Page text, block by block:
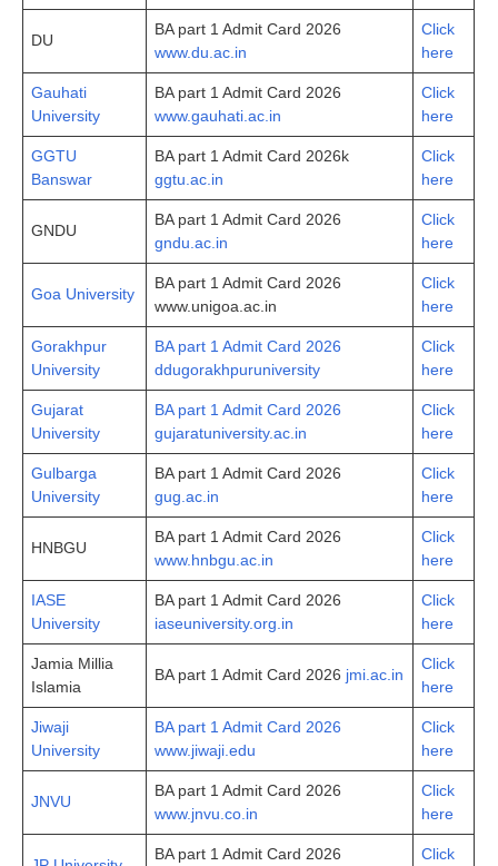
DU
BA part 1 Admit Card 2026
www.du.ac.in
Click
here
Gauhati
University
BA part 1 Admit Card 2026
www.gauhati.ac.in
Click
here
GGTU
Banswar
BA part 1 Admit Card 2026k
ggtu.ac.in
Click
here
GNDU
BA part 1 Admit Card 2026
gndu.ac.in
Click
here
Goa University
BA part 1 Admit Card 2026
www.unigoa.ac.in
Click
here
Gorakhpur
University
BA part 1 Admit Card 2026
ddugorakhpuruniversity
Click
here
Gujarat
University
BA part 1 Admit Card 2026
gujaratuniversity.ac.in
Click
here
Gulbarga
University
BA part 1 Admit Card 2026
gug.ac.in
Click
here
HNBGU
BA part 1 Admit Card 2026
www.hnbgu.ac.in
Click
here
IASE
University
BA part 1 Admit Card 2026
iaseuniversity.org.in
Click
here
Jamia Millia
Islamia
BA part 1 Admit Card 2026 jmi.ac.in
Click
here
Jiwaji
University
BA part 1 Admit Card 2026
www.jiwaji.edu
Click
here
JNVU
BA part 1 Admit Card 2026
www.jnvu.co.in
Click
here
BA part 1 Admit Card 2026
Click